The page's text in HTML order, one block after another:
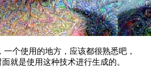
一个使用的地方，应该都很熟悉吧，
面就是使用这种技术进行生成的。